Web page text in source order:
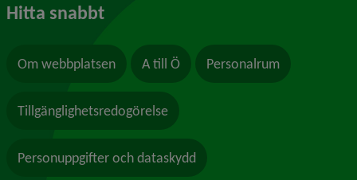
Hitta snabbt
Om webbplatsen A till Ö Personalrum
Tillgänglighetsredogörelse
Personuppgifter och dataskydd